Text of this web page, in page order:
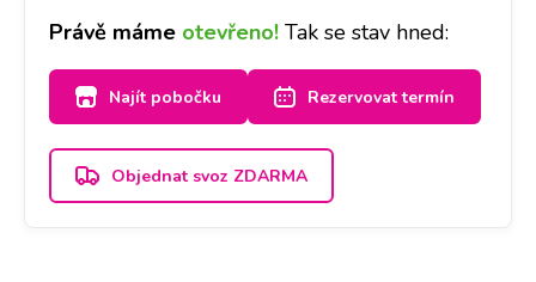
Právě máme otevřeno! Tak se stav hned:
Najít pobočku Rezervovat termín
Objednat svoz ZDARMA